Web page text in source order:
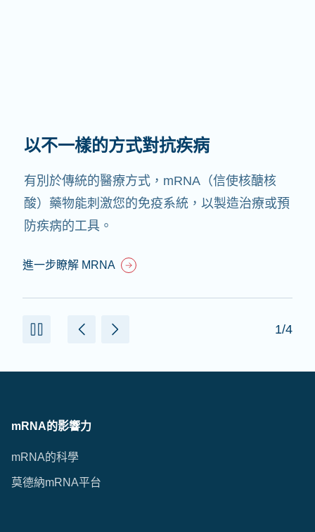
以不一樣的方式對抗疾病
有別於傳統的醫療方式，mRNA（信使核醣核
酸）藥物能刺激您的免疫系統，以製造治療或預
防疾病的工具。
進一步瞭解 MRNA
1/4
mRNA的影響力
mRNA的科學
莫德納mRNA平台